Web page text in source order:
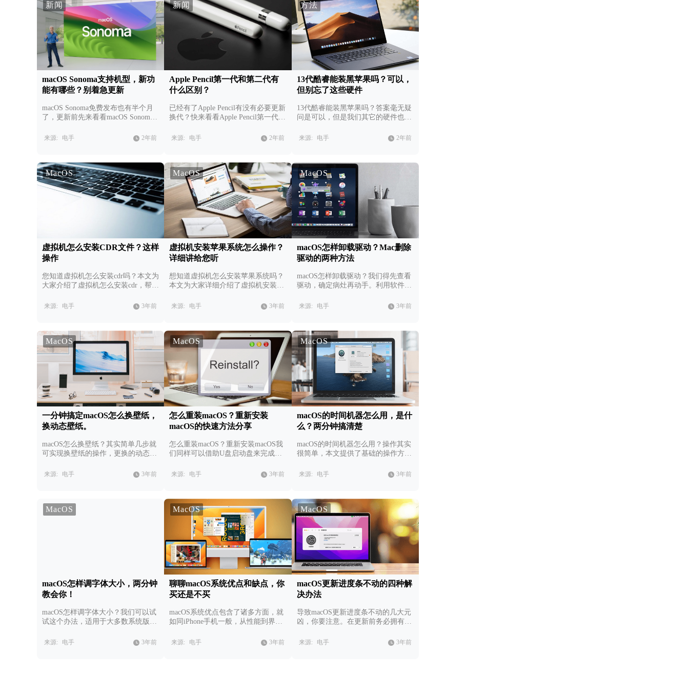
新闻
macOS Sonoma支持机型，新功
能有哪些？别着急更新
macOS Sonoma免费发布也有半个月
了，更新前先来看看macOS Sonom新
来源: 电手 2年前
新闻
Apple Pencil第一代和第二代有
什么区别？
已经有了Apple Pencil有没有必要更新
换代？快来看看Apple Pencil第一代和
来源: 电手 2年前
方法
13代酷睿能装黑苹果吗？可以，
但别忘了这些硬件
13代酷睿能装黑苹果吗？答案毫无疑
问是可以，但是我们其它的硬件也得
来源: 电手 2年前
MacOS
虚拟机怎么安装CDR文件？这样
操作
您知道虚拟机怎么安装cdr吗？本文为
大家介绍了虚拟机怎么安装cdr，帮助
怎么安装cdr。
来源: 电手 3年前
MacOS
虚拟机安装苹果系统怎么操作？
详细讲给您听
想知道虚拟机怎么安装苹果系统吗？
本文为大家详细介绍了虚拟机安装苹
过虚拟机使用MacOS系统。
来源: 电手 3年前
MacOS
macOS怎样卸载驱动？Mac删除
驱动的两种方法
macOS怎样卸载驱动？我们得先查看
驱动，确定病灶再动手。利用软件自
载驱动的需要。
来源: 电手 3年前
MacOS
一分钟搞定macOS怎么换壁纸，
换动态壁纸。
macOS怎么换壁纸？其实简单几步就
可实现换壁纸的操作，更换的动态壁
来源: 电手 3年前
MacOS
怎么重装macOS？重新安装
macOS的快速方法分享
怎么重装macOS？重新安装macOS我
们同样可以借助U盘启动盘来完成，
来源: 电手 3年前
MacOS
macOS的时间机器怎么用，是什
么？两分钟搞清楚
macOS的时间机器怎么用？操作其实
很简单，本文提供了基础的操作方法
来源: 电手 3年前
MacOS
macOS怎样调字体大小，两分钟
教会你！
macOS怎样调字体大小？我们可以试
试这个办法，适用于大多数系统版
致。
来源: 电手 3年前
MacOS
聊聊macOS系统优点和缺点，你
买还是不买
macOS系统优点包含了诸多方面，就
如同iPhone手机一般，从性能到界面
道。
来源: 电手 3年前
MacOS
macOS更新进度条不动的四种解
决办法
导致macOS更新进度条不动的几大元
凶，你要注意。在更新前务必拥有足
检查网络等。
来源: 电手 3年前